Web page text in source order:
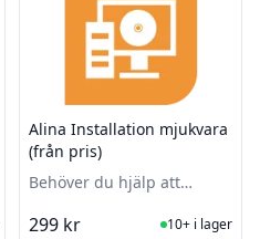
Alina Installation mjukvara
(från pris)
Behöver du hjälp att
officepaket eller liknande?
299 kr I Lager
10+ i lager